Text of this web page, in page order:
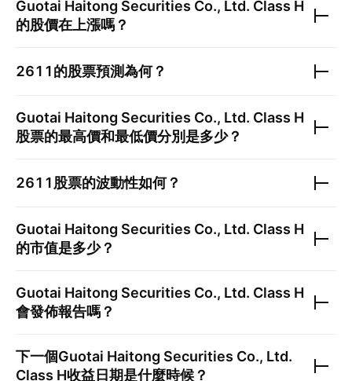
Guotai Haitong Securities Co., Ltd. Class H
的股價在上漲嗎？
2611的股票預測為何？
Guotai Haitong Securities Co., Ltd. Class H
股票的最高價和最低價分別是多少？
2611 股票的波動性如何？
Guotai Haitong Securities Co., Ltd. Class H
的市值是多少？
Guotai Haitong Securities Co., Ltd. Class H
會發佈報告嗎？
下一個Guotai Haitong Securities Co., Ltd.
Class H收益日期是什麼時候？